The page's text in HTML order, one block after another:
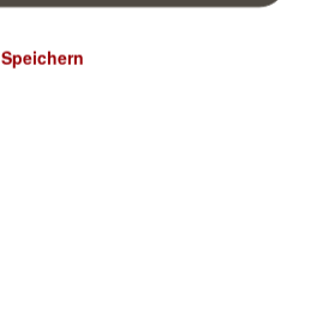
Speichern